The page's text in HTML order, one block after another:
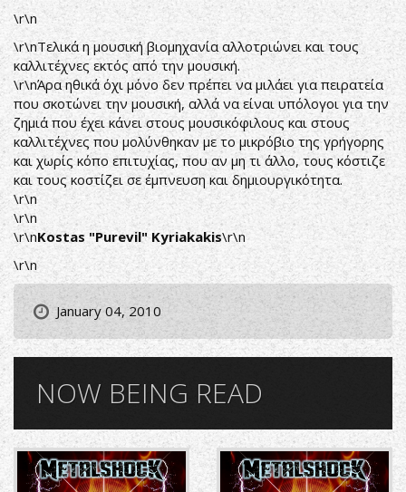
\r\n
\r\nΤελικά η μουσική βιομηχανία αλλοτριώνει και τους
καλλιτέχνες εκτός από την μουσική.
\r\nΆρα ηθικά όχι μόνο δεν πρέπει να μιλάει για πειρατεία
που σκοτώνει την μουσική, αλλά να είναι υπόλογοι για την
ζημιά που έχει κάνει στους μουσικόφιλους και στους
καλλιτέχνες που μολύνθηκαν με το μικρόβιο της γρήγορης
και χωρίς κόπο επιτυχίας, που αν μη τι άλλο, τους κόστιζε
και τους κοστίζει σε έμπνευση και δημιουργικότητα.
\r\n
\r\n
\r\nKostas "Purevil" Kyriakakis\r\n
\r\n
January 04, 2010
NOW BEING READ